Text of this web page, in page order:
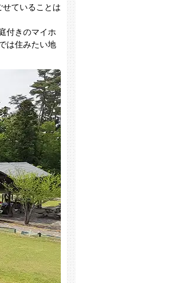
ていることは
付きのマイホ
は住みたい地